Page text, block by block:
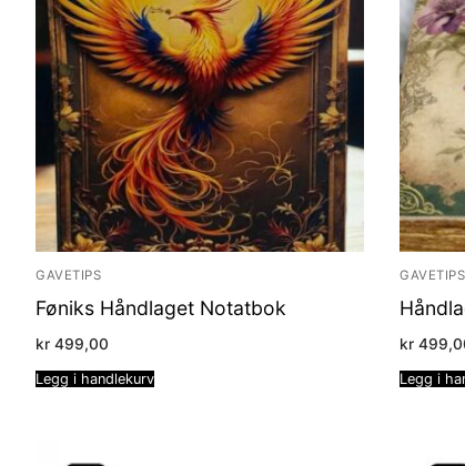
GAVETIPS
Føniks Håndlaget Notatbok
kr 499,00
Legg i handlekurv
GAVETIPS
kr
Legg i